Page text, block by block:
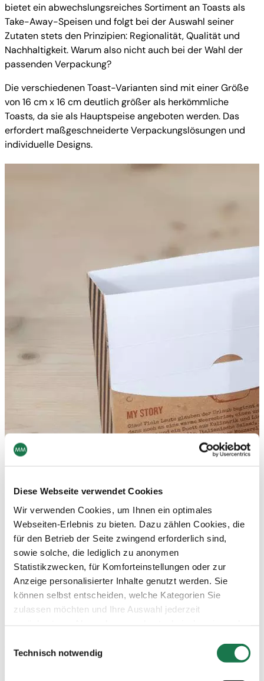
Diese Webseite verwendet Cookies
Wir verwenden Cookies, um Ihnen ein optimales
Webseiten-Erlebnis zu bieten. Dazu zählen Cookies, die
für den Betrieb der Seite zwingend erforderlich sind,
sowie solche, die lediglich zu anonymen
Statistikzwecken, für Komforteinstellungen oder zur
Anzeige personalisierter Inhalte genutzt werden. Sie
können selbst entscheiden, welche Kategorien Sie
zulassen möchten und Ihre Auswahl jederzeit
denen Sie gemäß Artikel 6 Abs. 1 lit. a Datenschutz-
Grundverordnung (DSGVO) zugestimmt haben. Bitte
Technisch notwendig
bietet ein abwechslungsreiches Sortiment an Toasts als
Take-Away-Speisen und folgt bei der Auswahl seiner
Zutaten stets den Prinzipien: Regionalität, Qualität und
Nachhaltigkeit. Warum also nicht auch bei der Wahl der
passenden Verpackung?
Die verschiedenen Toast-Varianten sind mit einer Größe
von 16 cm x 16 cm deutlich größer als herkömmliche
Toasts, da sie als Hauptspeise angeboten werden. Das
erfordert maßgeschneiderte Verpackungslösungen und
individuelle Designs.
Verpackungen
Eine praktisch umklappbare Lasche am oberen Ende der
Verpackung macht das Öffnen und Verschließen nicht nur